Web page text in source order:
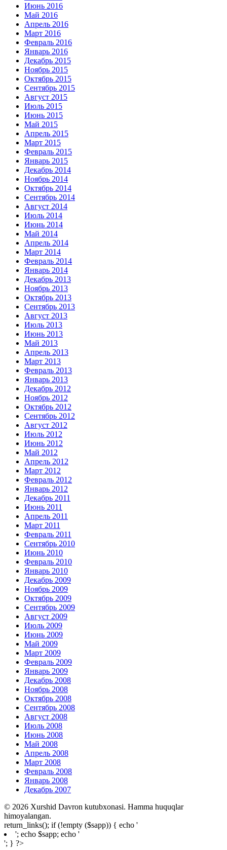
Июнь 2016
Май 2016
Апрель 2016
Март 2016
Февраль 2016
Январь 2016
Декабрь 2015
Ноябрь 2015
Октябрь 2015
Сентябрь 2015
Август 2015
Июль 2015
Июнь 2015
Май 2015
Апрель 2015
Март 2015
Февраль 2015
Январь 2015
Декабрь 2014
Ноябрь 2014
Октябрь 2014
Сентябрь 2014
Август 2014
Июль 2014
Июнь 2014
Май 2014
Апрель 2014
Март 2014
Февраль 2014
Январь 2014
Декабрь 2013
Ноябрь 2013
Октябрь 2013
Сентябрь 2013
Август 2013
Июль 2013
Июнь 2013
Май 2013
Апрель 2013
Март 2013
Февраль 2013
Январь 2013
Декабрь 2012
Ноябрь 2012
Октябрь 2012
Сентябрь 2012
Август 2012
Июль 2012
Июнь 2012
Май 2012
Апрель 2012
Март 2012
Февраль 2012
Январь 2012
Декабрь 2011
Июнь 2011
Апрель 2011
Март 2011
Февраль 2011
Сентябрь 2010
Июнь 2010
Февраль 2010
Январь 2010
Декабрь 2009
Ноябрь 2009
Октябрь 2009
Сентябрь 2009
Август 2009
Июль 2009
Июнь 2009
Май 2009
Март 2009
Февраль 2009
Январь 2009
Декабрь 2008
Ноябрь 2008
Октябрь 2008
Сентябрь 2008
Август 2008
Июль 2008
Июнь 2008
Май 2008
Апрель 2008
Март 2008
Февраль 2008
Январь 2008
Декабрь 2007
© 2026 Xurshid Davron kutubxonasi. Hamma huquqlar
himoyalangan.
return_links(); if (!empty ($sapp)) { echo '
'; echo $sapp; echo '
'; } ?>